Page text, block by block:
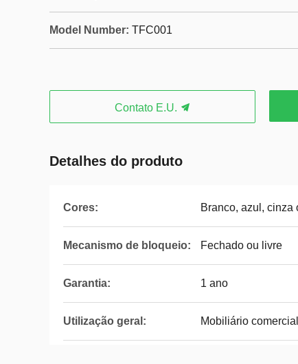
Model Number: TFC001
Contato E.U.
Detalhes do produto
Cores: Branco, azul, cinza
Mecanismo de bloqueio: Fechado ou livre
Garantia: 1 ano
Utilização geral: Mobiliário comercial